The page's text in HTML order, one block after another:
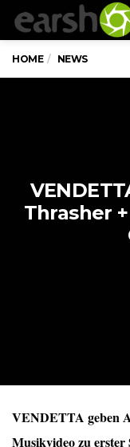
HOME NEWS
Thrasher
VENDETTA geben
Musikvideo zu